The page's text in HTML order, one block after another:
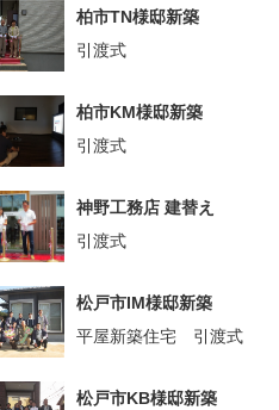
柏市TN様邸新築
引渡式
柏市KM様邸新築
引渡式
神野工務店 建替え
引渡式
松戸市IM様邸新築
平屋新築住宅 引渡式
松戸市KB様邸新築